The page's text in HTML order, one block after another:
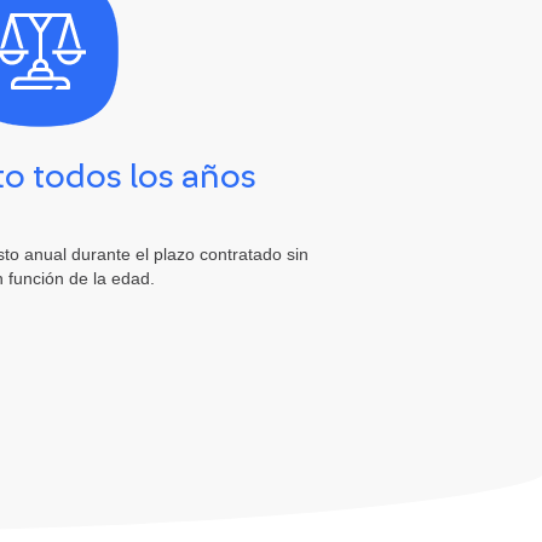
todos los años
anual durante el plazo contratado sin
función de la edad.